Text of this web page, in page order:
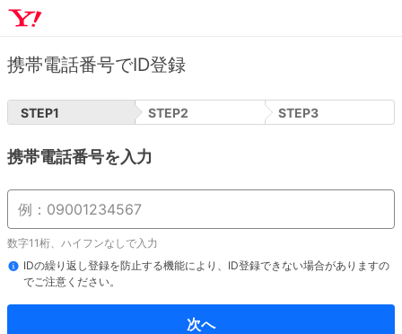
携帯電話番号でID登録
STEP1 STEP2 STEP3
携帯電話番号を入力
数字11桁、ハイフンなしで入力
IDの繰り返し登録を防止する機能により、ID登録できない場合がありますの
でご注意ください。
次へ